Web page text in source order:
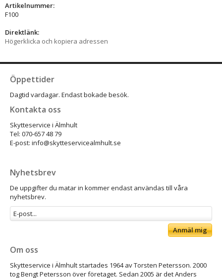
Artikelnummer:
F100
Direktlänk:
Högerklicka och kopiera adressen
Öppettider
Dagtid vardagar. Endast bokade besök.
Kontakta oss
Skytteservice i Älmhult
Tel: 070-657 48 79
E-post: info@skytteservicealmhult.se
Nyhetsbrev
De uppgifter du matar in kommer endast användas till våra
nyhetsbrev.
Anmäl mig
Om oss
Skytteservice i Älmhult startades 1964 av Torsten Petersson. 2000
tog Bengt Petersson över företaget. Sedan 2005 är det Anders